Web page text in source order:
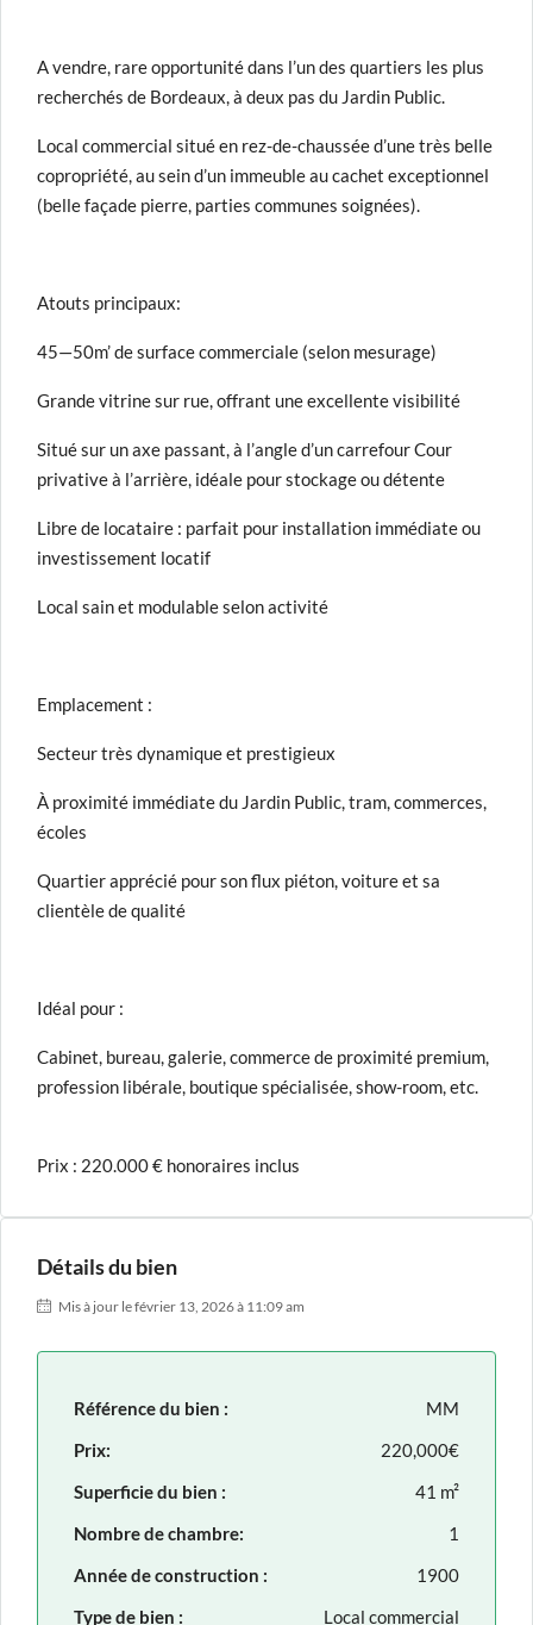
A vendre, rare opportunité dans l’un des quartiers les plus
recherchés de Bordeaux, à deux pas du Jardin Public.
Local commercial situé en rez-de-chaussée d’une très belle
copropriété, au sein d’un immeuble au cachet exceptionnel
(belle façade pierre, parties communes soignées).
Atouts principaux:
45—50m’ de surface commerciale (selon mesurage)
Grande vitrine sur rue, offrant une excellente visibilité
Situé sur un axe passant, à l’angle d’un carrefour Cour
privative à l’arrière, idéale pour stockage ou détente
Libre de locataire : parfait pour installation immédiate ou
investissement locatif
Local sain et modulable selon activité
Emplacement :
Secteur très dynamique et prestigieux
À proximité immédiate du Jardin Public, tram, commerces,
écoles
Quartier apprécié pour son flux piéton, voiture et sa
clientèle de qualité
Idéal pour :
Cabinet, bureau, galerie, commerce de proximité premium,
profession libérale, boutique spécialisée, show-room, etc.
Prix : 220.000 € honoraires inclus
Détails du bien
Mis à jour le février 13, 2026 à 11:09 am
Référence du bien :
MM
Prix:
220,000€
Superficie du bien :
41 m²
Nombre de chambre:
1
Année de construction :
1900
Type de bien :
Local commercial